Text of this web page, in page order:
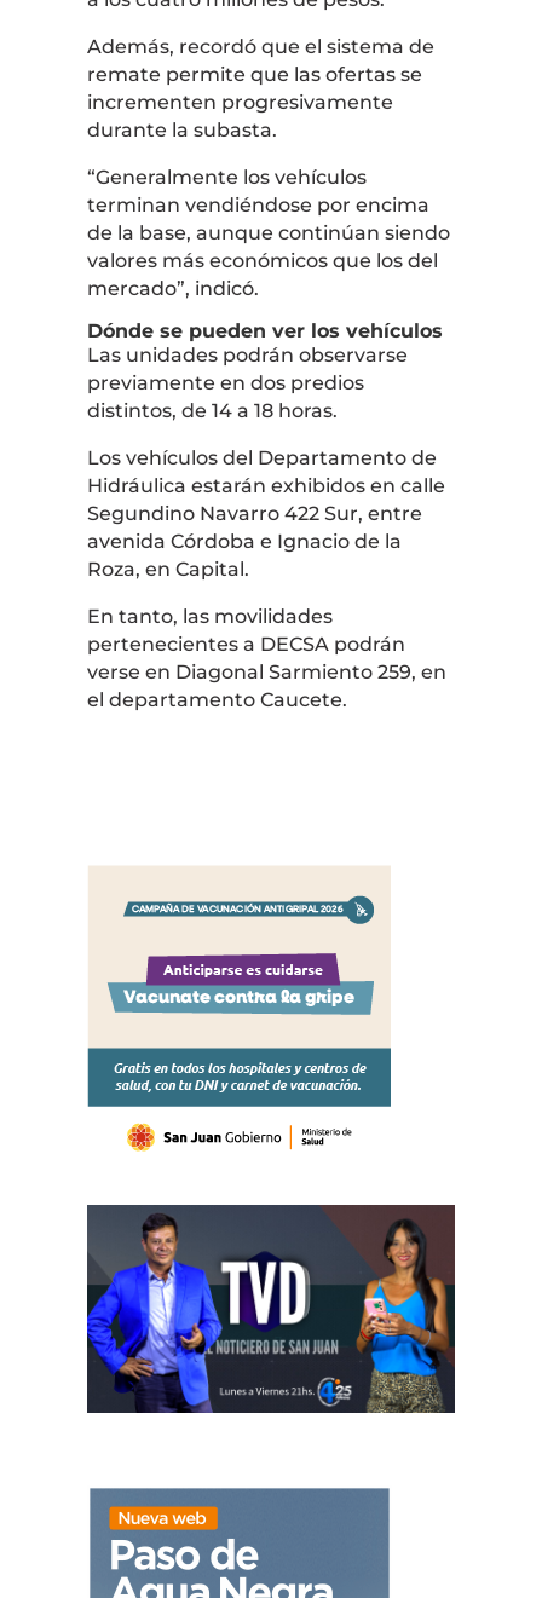
Además, recordó que el sistema de
remate permite que las ofertas se
incrementen progresivamente
durante la subasta.
“Generalmente los vehículos
terminan vendiéndose por encima
de la base, aunque continúan siendo
valores más económicos que los del
mercado”, indicó.
Dónde se pueden ver los vehículos
Las unidades podrán observarse
previamente en dos predios
distintos, de 14 a 18 horas.
Los vehículos del Departamento de
Hidráulica estarán exhibidos en calle
Segundino Navarro 422 Sur, entre
avenida Córdoba e Ignacio de la
Roza, en Capital.
En tanto, las movilidades
pertenecientes a DECSA podrán
verse en Diagonal Sarmiento 259, en
el departamento Caucete.